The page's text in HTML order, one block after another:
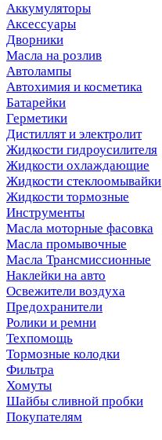
Аккумуляторы
Аксессуары
Дворники
Масла на розлив
Автолампы
Автохимия и косметика
Батарейки
Герметики
Дистиллят и электролит
Жидкости гидроусилителя
Жидкости охлаждающие
Жидкости стеклоомывайки
Жидкости тормозные
Инструменты
Масла моторные фасовка
Масла промывочные
Масла Трансмиссионные
Наклейки на авто
Освежители воздуха
Предохранители
Ролики и ремни
Техпомощь
Тормозные колодки
Фильтра
Хомуты
Шайбы сливной пробки
Покупателям